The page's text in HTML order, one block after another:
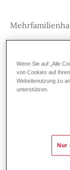
am Laim,
von
Häuser
direkten
spannendes
überdachte
bietet eine
Wenn Sie auf „Alle
von Cookies auf
Websitenutzung zu
unterstützen.
Nur